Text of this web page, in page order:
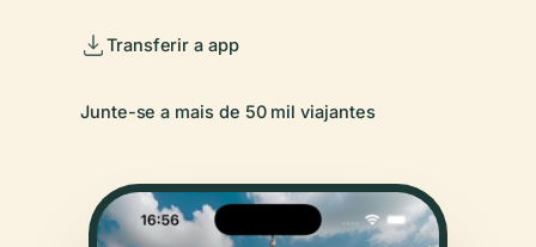
Transferir a app
Junte-se a mais de 50 mil viajantes